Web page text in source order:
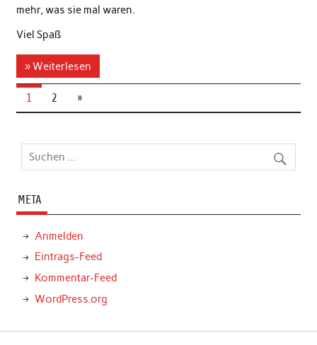
mehr, was sie mal waren.
Viel Spaß
» Weiterlesen
1 2 »
META
Anmelden
Eintrags-Feed
Kommentar-Feed
WordPress.org